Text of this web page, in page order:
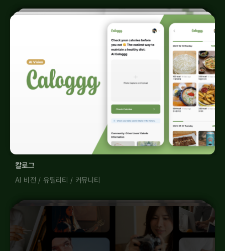
칼로그
AI 비전 /유틸리티 / 커뮤니티